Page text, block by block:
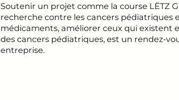
Soutenir un projet comme la course LËTZ
recherche contre les cancers pédiatriques
médicaments, améliorer ceux qui existent
des cancers pédiatriques, est un rendez-
entreprise.